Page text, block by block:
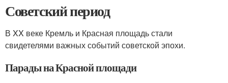
Советский период
В XX веке Кремль и Красная площадь стали
свидетелями важных событий советской эпохи.
Парады на Красной площади